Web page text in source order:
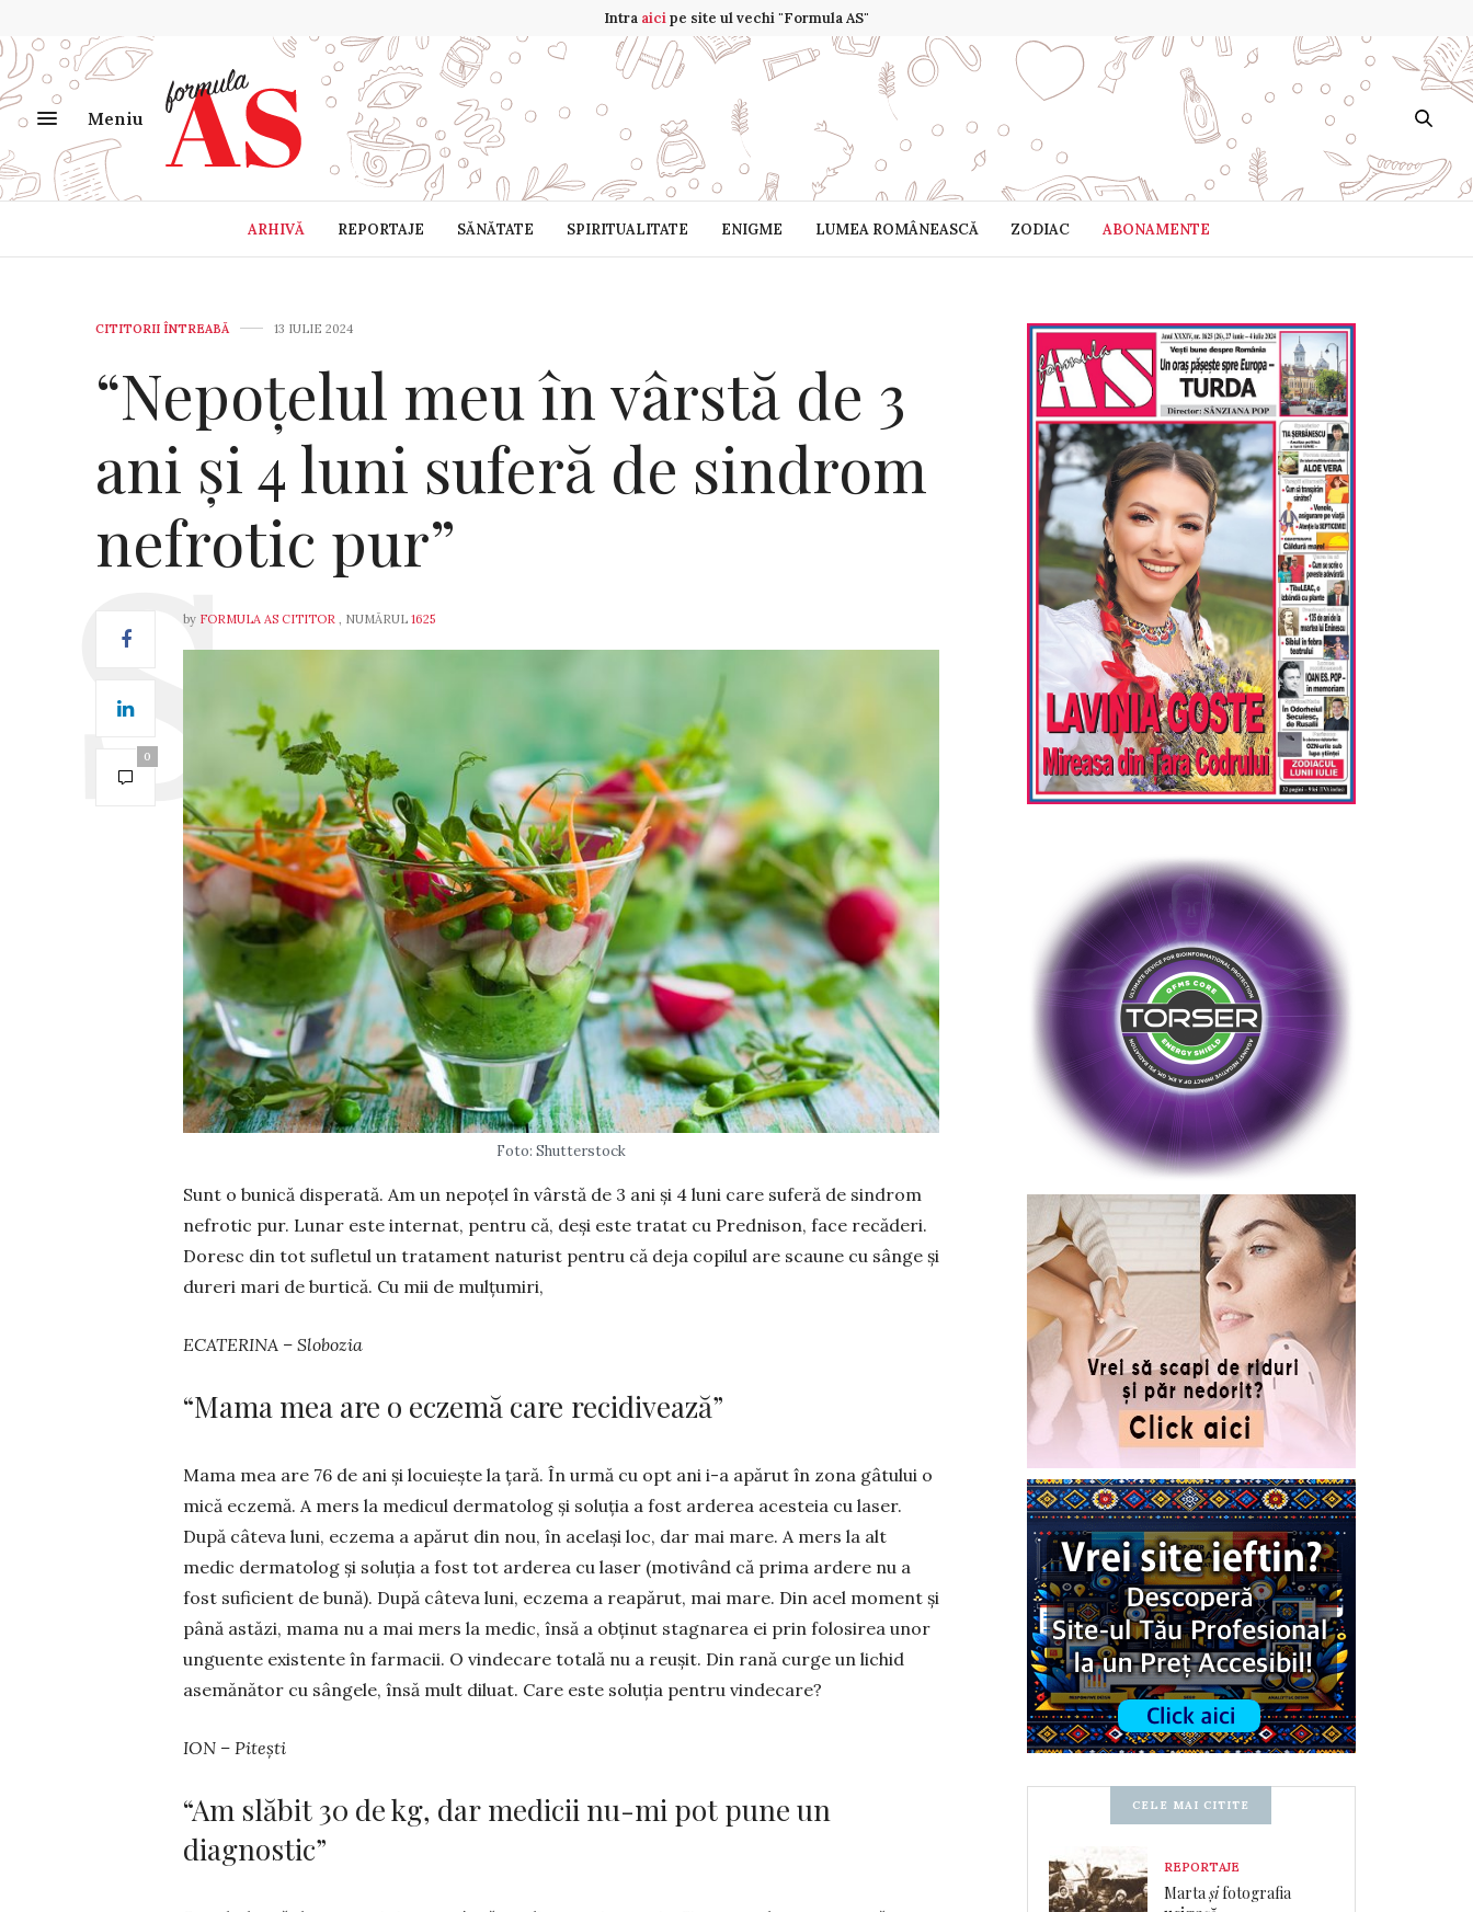
Intra aicipe site ul vechi "Formula AS"
Meniu
ARHIVĂ REPORTAJE SĂNĂTATE SPIRITUALITATE ENIGME LUMEA ROMÂNEASCĂ ZODIAC ABONAMENTE
CITITORII ÎNTREABĂ 13 IULIE 2024
“Nepoțelul meu în vârstă de 3
ani și 4 luni suferă de sindrom
nefrotic pur”
0
by FORMULA AS CITITOR , NUMĂRUL 1625
Foto: Shutterstock
Sunt o bunică disperată. Am un nepoțel în vârs­tă de 3 ani și 4 luni care suferă de sindrom
nefro­tic pur. Lunar este internat, pen­tru că, deși este tratat cu Prednison, face recăderi.
Doresc din tot sufletul un tratament naturist pen­tru că deja copi­lul are scaune cu sânge și
dureri mari de bur­tică. Cu mii de mulțumiri,
ECATERINA – Slobozia
“Mama mea are o eczemă care recidivează”
Mama mea are 76 de ani și locuiește la țară. În urmă cu opt ani i-a apărut în zona gâtului o
mică ecze­mă. A mers la medicul dermatolog și soluția a fost ar­derea acesteia cu laser.
După câteva luni, eczema a apărut din nou, în același loc, dar mai mare. A mers la alt
medic dermatolog și soluția a fost tot arderea cu laser (motivând că prima ardere nu a
fost suficient de bună). După câteva luni, eczema a reapărut, mai mare. Din acel moment și
până astăzi, mama nu a mai mers la medic, însă a obținut stagnarea ei prin folosirea unor
unguente existente în farmacii. O vindecare totală nu a reușit. Din rană curge un lichid
asemănător cu sângele, însă mult diluat. Care este soluția pentru vin­decare?
ION – Pitești
“Am slăbit 30 de kg, dar medicii nu-mi pot pune un
diagnostic”
CELE MAI CITITE
REPORTAJE
Martașifotografia